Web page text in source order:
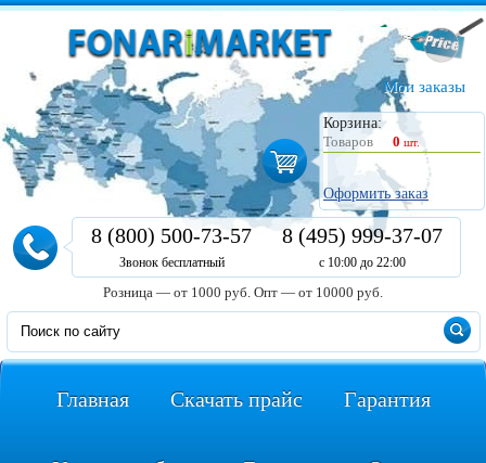
Мои заказы
Корзина:
Товаров
0 шт.
Оформить заказ
8 (800) 500-73-57
Звонок бесплатный
8 (495) 999-37-07
с 10:00 до 22:00
Розница — от 1000 руб. Опт — от 10000 руб.
Главная Скачать прайс Гарантия